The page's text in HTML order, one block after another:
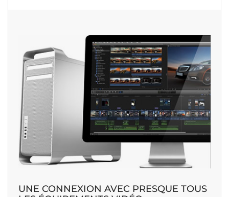
UNE CONNEXION AVEC PRESQUE TOUS